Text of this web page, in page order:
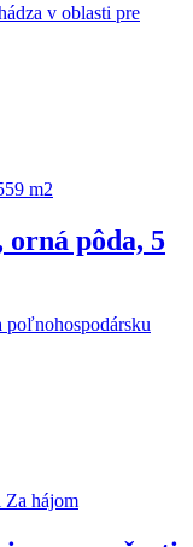
v oblasti pre
pôda, 5
poľnohospodársku